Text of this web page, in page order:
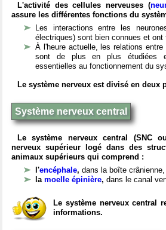
L'activité des cellules nerveuses (
assure les différentes fonctions du
Les interactions entre les
électriques) sont bien connues et
À l'heure actuelle, les relations
sont de plus en plus étudiées
essentielles au fonctionnement du
Le système nerveux est divisé en deux
Système nerveux central
Le système nerveux central (SNC
nerveux supérieur logé dans des
animaux supérieurs qui comprend :
l'encéphale, dans la boîte crânienne,
la moelle épinière, dans le canal
Le système nerveux central
informations.